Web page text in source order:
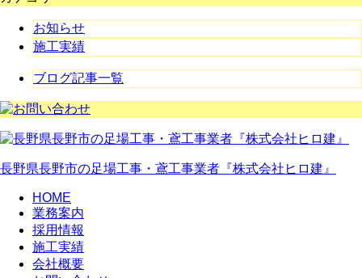
お知らせ
施工実績
ブログ記事一覧
長野県長野市の足場工事・鳶工事業者『株式会社ヒロ建』
HOME
業務案内
採用情報
施工実績
会社概要